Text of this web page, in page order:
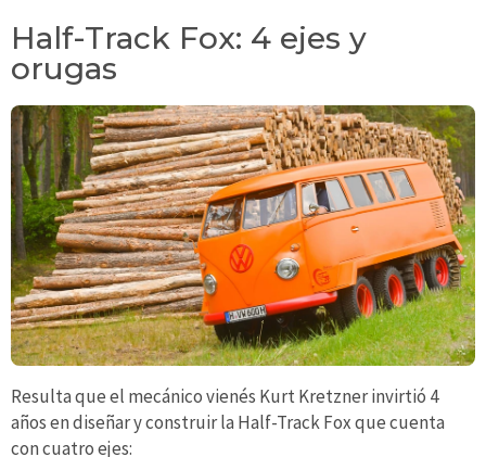
Half-Track Fox: 4 ejes y
orugas
Resulta que el mecánico vienés Kurt Kretzner invirtió 4
años en diseñar y construir la Half-Track Fox que cuenta
con cuatro ejes: